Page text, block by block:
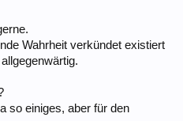
Wahrheit verkündet existiert
so einiges, aber für den